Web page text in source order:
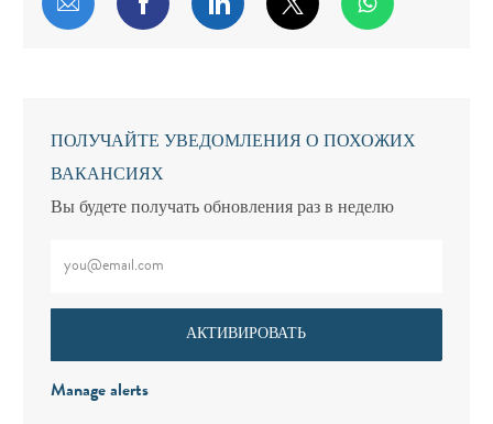
ПОЛУЧАЙТЕ УВЕДОМЛЕНИЯ О ПОХОЖИХ
ВАКАНСИЯХ
Вы будете получать обновления раз в неделю
АКТИВИРОВАТЬ
Manage alerts